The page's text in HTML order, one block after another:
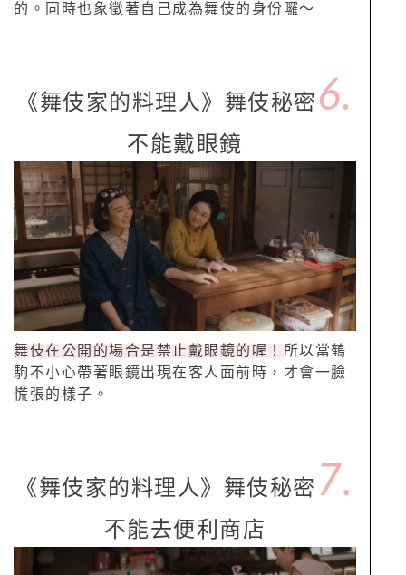
的。同時也象徵著自己成為舞伎的身份囉～
《舞伎家的料理人》舞伎秘密 6.
不能戴眼鏡
舞伎在公開的場合是禁止戴眼鏡的喔！ 所以當鶴
駒不小心帶著眼鏡出現在客人面前時，才會一臉
慌張的樣子。
《舞伎家的料理人》舞伎秘密 7.
不能去便利商店